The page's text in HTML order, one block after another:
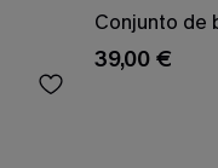
Conjunto de
39,00 €